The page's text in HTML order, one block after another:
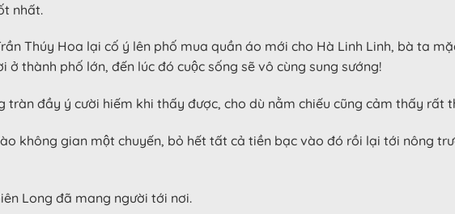
nhất.
Thúy Hoa lại cố ý lên phố mua quần áo mới cho Hà Linh Linh, bà ta
ở thành phố lớn, đến lúc đó cuộc sống sẽ vô cùng sung sướng!
tràn đầy ý cười hiếm khi thấy được, cho dù nằm chiếu cũng cảm thấy rất
không gian một chuyến, bỏ hết tất cả tiền bạc vào đó rồi lại tới nông
Long đã mang người tới nơi.